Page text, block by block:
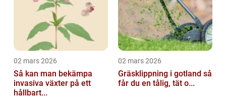
02 mars 2026
Så kan man bekämpa
invasiva växter på ett
hållbart...
02 mars 2026
Gräsklippning i gotland så
får du en tålig, tät o...